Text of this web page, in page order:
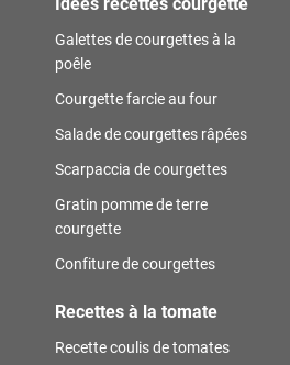
Galettes de courgettes à la
poêle
Courgette farcie au four
Salade de courgettes râpées
Scarpaccia de courgettes
Gratin pomme de terre
courgette
Confiture de courgettes
Recettes à la tomate
Recette coulis de tomates